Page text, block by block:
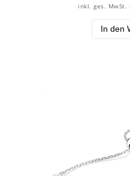
inkl. ges. MwSt.
In den